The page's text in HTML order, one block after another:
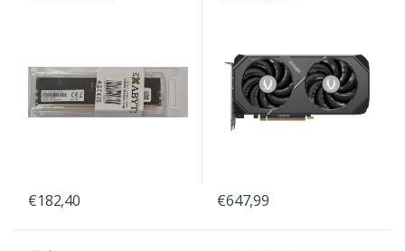
€182,40 €647,99